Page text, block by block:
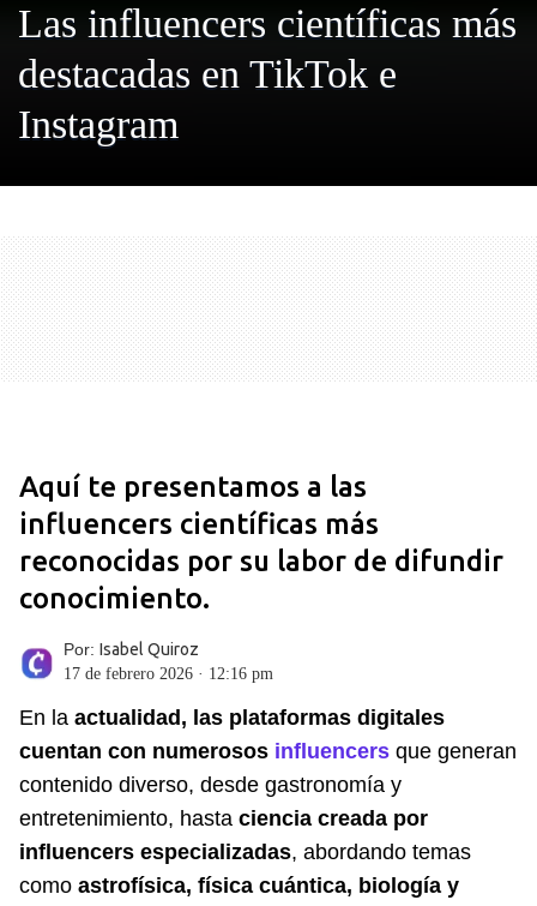
Las influencers científicas más
destacadas en TikTok e
Instagram
Aquí te presentamos a las
influencers científicas más
reconocidas por su labor de difundir
conocimiento.
Por: Isabel Quiroz
17 de febrero 2026 · 12:16 pm
En la actualidad, las plataformas digitales
cuentan con numerosos influencers que generan
contenido diverso, desde gastronomía y
entretenimiento, hasta ciencia creada por
influencers especializadas, abordando temas
como astrofísica, física cuántica, biología y